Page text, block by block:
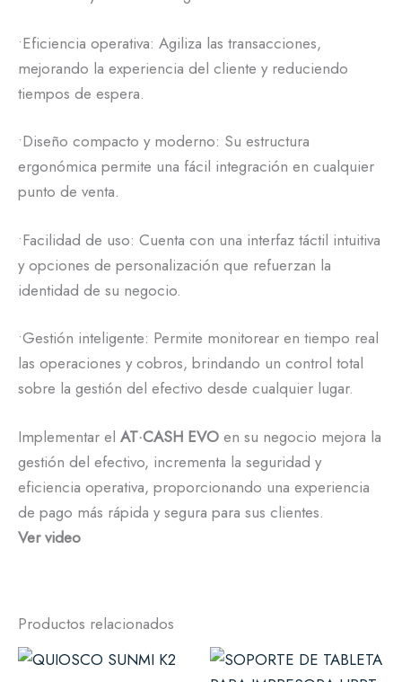
•Eficiencia operativa: Agiliza las transacciones,
mejorando la experiencia del cliente y reduciendo
tiempos de espera.
•Diseño compacto y moderno: Su estructura
ergonómica permite una fácil integración en cualquier
punto de venta.
•Facilidad de uso: Cuenta con una interfaz táctil intuitiva
y opciones de personalización que refuerzan la
identidad de su negocio.
•Gestión inteligente: Permite monitorear en tiempo real
las operaciones y cobros, brindando un control total
sobre la gestión del efectivo desde cualquier lugar.
Implementar el AT·CASH EVO en su negocio mejora la
gestión del efectivo, incrementa la seguridad y
eficiencia operativa, proporcionando una experiencia
de pago más rápida y segura para sus clientes.
Ver video
Productos relacionados